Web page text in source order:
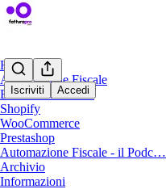
Iscriviti Accedi
Home
Automazione Fiscale
Burocrazia Fiscale
Shopify
WooCommerce
Prestashop
Automazione Fiscale - il Podc…
Archivio
Informazioni
Sitemap